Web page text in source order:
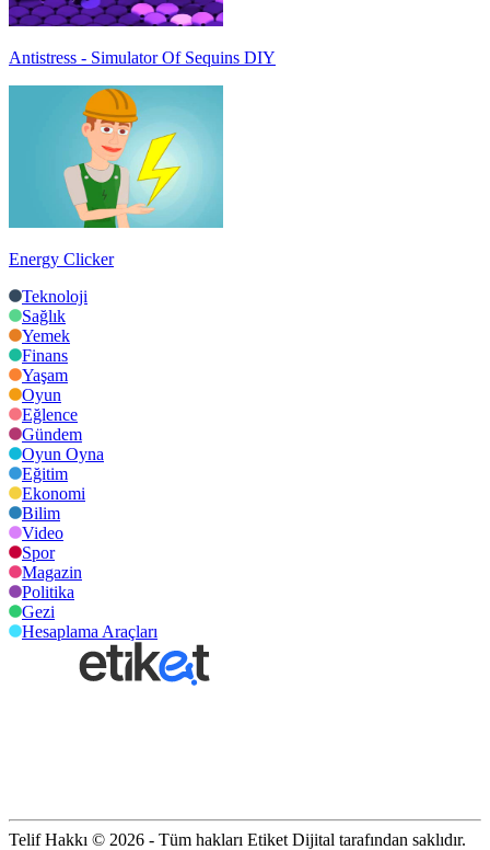
Antistress - Simulator Of Sequins DIY
Energy Clicker
Teknoloji
Sağlık
Yemek
Finans
Yaşam
Oyun
Eğlence
Gündem
Oyun Oyna
Eğitim
Ekonomi
Bilim
Video
Spor
Magazin
Politika
Gezi
Hesaplama Araçları
Telif Hakkı © 2026 - Tüm hakları Etiket Dijital tarafından saklıdır.